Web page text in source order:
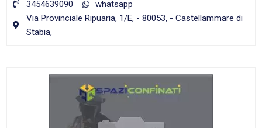
3454639090
whatsapp
Via Provinciale Ripuaria, 1/E, - 80053, - Castellammare di
Stabia,